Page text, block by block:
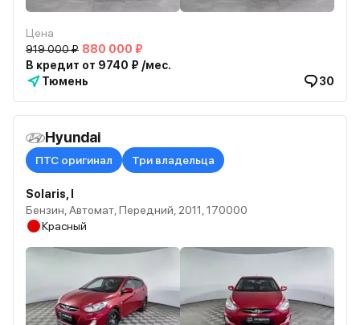
Цена
919 000 ₽ 880 000 ₽
В кредит от 9740 ₽ /мес.
Тюмень
30
Hyundai
ПТС оригинал Три владельца
Solaris, I
Бензин, Автомат, Передний, 2011, 170000
Красный